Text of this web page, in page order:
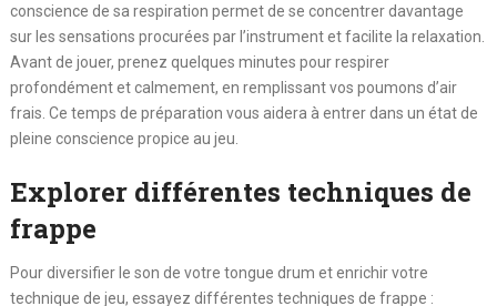
conscience de sa respiration permet de se concentrer davantage
sur les sensations procurées par l’instrument et facilite la relaxation.
Avant de jouer, prenez quelques minutes pour respirer
profondément et calmement, en remplissant vos poumons d’air
frais. Ce temps de préparation vous aidera à entrer dans un état de
pleine conscience propice au jeu.
Explorer différentes techniques de
frappe
Pour diversifier le son de votre tongue drum et enrichir votre
technique de jeu, essayez différentes techniques de frappe :